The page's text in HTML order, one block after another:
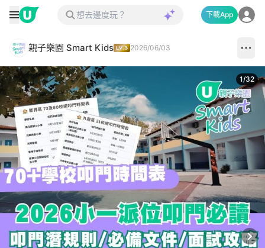
下載App
親子樂園 Smart Kids 2026/06/03
1/32